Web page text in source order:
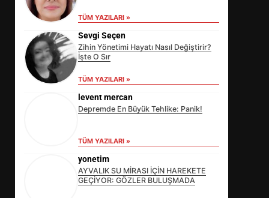
TÜM YAZILARI »
Sevgi Seçen
Zihin Yönetimi Hayatı Nasıl Değiştirir?
İşte O Sır
TÜM YAZILARI »
levent mercan
Depremde En Büyük Tehlike: Panik!
TÜM YAZILARI »
yonetim
AYVALIK SU MİRASI İÇİN HAREKETE
GEÇİYOR: GÖZLER BULUŞMADA